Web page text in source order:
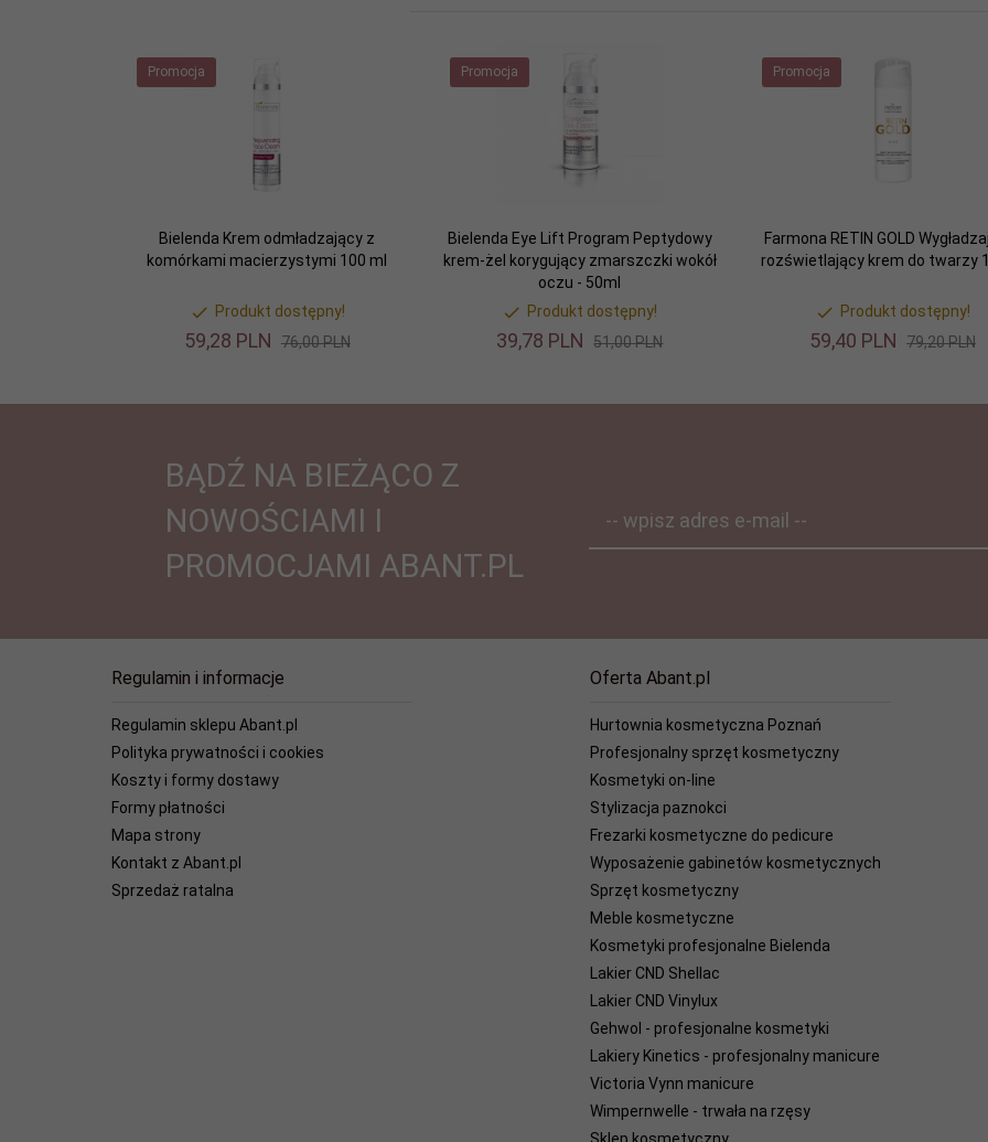
Promocja
Bielenda Krem odmładzający z
komórkami macierzystymi 100 ml
Produkt dostępny!
59,28 PLN 76,00 PLN
Promocja
Bielenda Eye Lift Program Peptydowy
krem-żel korygujący zmarszczki wokół
oczu - 50ml
Produkt dostępny!
39,78 PLN 51,00 PLN
Promocja
Farmona RETIN GOLD
rozświetlający krem do twarzy
Produkt dostępny!
59,40 PLN 79,20 PLN
BĄDŹ NA BIEŻĄCO Z
NOWOŚCIAMI I
PROMOCJAMI ABANT.PL
-- wpisz adres e-mail --
Regulamin i informacje
Regulamin sklepu Abant.pl
Polityka prywatności i cookies
Koszty i formy dostawy
Formy płatności
Mapa strony
Kontakt z Abant.pl
Sprzedaż ratalna
Oferta Abant.pl
Hurtownia kosmetyczna Poznań
Profesjonalny sprzęt kosmetyczny
Kosmetyki on-line
Stylizacja paznokci
Frezarki kosmetyczne do pedicure
Wyposażenie gabinetów kosmetycznych
Sprzęt kosmetyczny
Meble kosmetyczne
Kosmetyki profesjonalne Bielenda
Lakier CND Shellac
Lakier CND Vinylux
Gehwol - profesjonalne kosmetyki
Lakiery Kinetics - profesjonalny manicure
Victoria Vynn manicure
Wimpernwelle - trwała na rzęsy